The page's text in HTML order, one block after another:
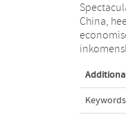
China,
Keywords